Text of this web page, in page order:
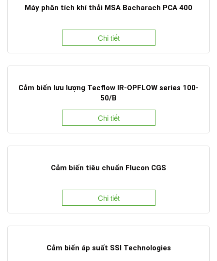
Máy phân tích khí thải MSA Bacharach PCA 400
Chi tiết
Cảm biến lưu lượng Tecflow IR-OPFLOW series 100-
50/B
Chi tiết
Cảm biến tiêu chuẩn Flucon CGS
Chi tiết
Cảm biến áp suất SSI Technologies